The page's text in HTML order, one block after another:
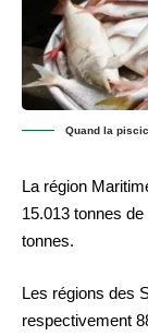
Quand la
La région
15.013 tonnes
tonnes.
Les régions des
respectivement